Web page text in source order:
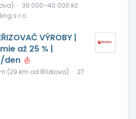
· 30 000–40 000 Kč
s.r.o.
VÝROBY |
až 25 % |
den
(29 km od Blízkova) · 27